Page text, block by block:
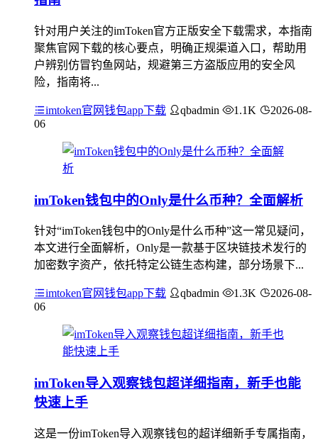
针对用户关注的imToken官方正版安全下载需求，本指南
聚焦官网下载的核心要点，明确正规渠道入口，帮助用
户辨别仿冒钓鱼网站，规避第三方盗版应用的安全风
险，指南将...
imtoken官网钱包app下载 qbadmin 1.1K
2026-08-
06
imToken钱包中的Only是什么币种？全面解析
针对“imToken钱包中的Only是什么币种”这一常见疑问，
本文进行全面解析，Only是一款基于区块链技术发行的
加密数字资产，依托特定公链生态构建，部分场景下...
imtoken官网钱包app下载 qbadmin 1.3K
2026-08-
06
imToken导入观察钱包超详细指南，新手也能
快速上手
这是一份imToken导入观察钱包的超详细新手专属指南，